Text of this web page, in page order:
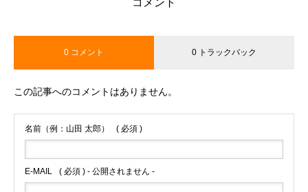
コメント
0 コメント 0 トラックバック
この記事へのコメントはありません。
名前（例：山田 太郎） ( 必須 )
E-MAIL ( 必須 ) - 公開されません -